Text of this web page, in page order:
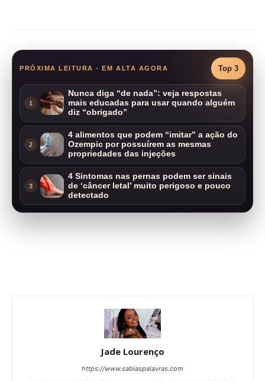
PRÓXIMA LEITURA - EM ALTA AGORA Top 3
1
Nunca diga “de nada”: veja respostas
mais educadas para usar quando alguém
diz “obrigado”
2
4 alimentos que podem “imitar” a ação do
Ozempic por possuírem as mesmas
propriedades das injeções
3
4 Sintomas nas pernas podem ser sinais
de ‘câncer letal’ muito perigoso e pouco
detectado
Jade Lourenço
https://www.sabiaspalavras.com